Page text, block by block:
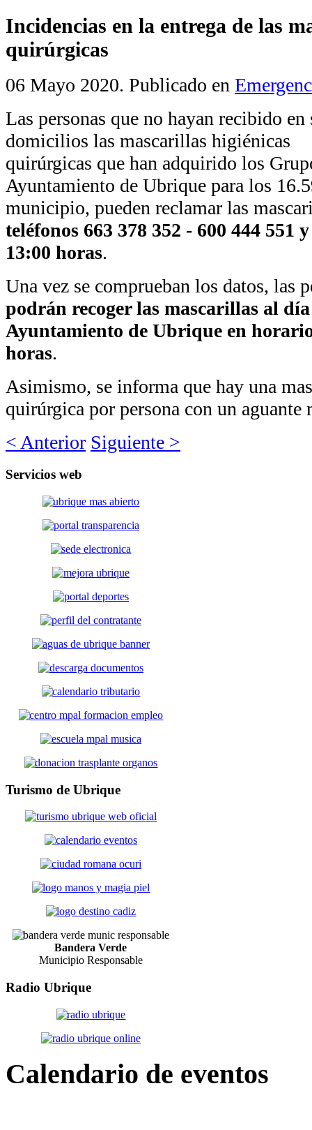
Incidencias en la entrega de las
quirúrgicas
06 Mayo 2020. Publicado en
Las personas que no hayan recibido en
domicilios las mascarillas higiénicas
quirúrgicas que han adquirido los
Ayuntamiento de Ubrique para los
municipio, pueden reclamar las
teléfonos 663 378 352 - 600 444 551
13:00 horas.
Una vez se comprueban los datos, las
podrán recoger las mascarillas al
Ayuntamiento de Ubrique en
horas.
Asimismo, se informa que hay una
quirúrgica por persona con un
< Anterior Siguiente >
Servicios web
Turismo de Ubrique
Bandera Verde
Municipio Responsable
Radio Ubrique
Calendario de eventos